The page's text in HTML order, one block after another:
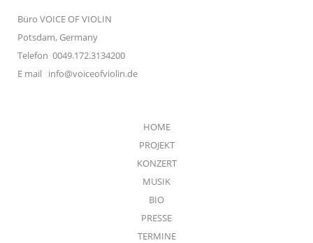
Büro VOICE OF VIOLIN
Potsdam, Germany
Telefon 0049.172.3134200
E mail info@voiceofviolin.de
HOME
PROJEKT
KONZERT
MUSIK
BIO
PRESSE
TERMINE